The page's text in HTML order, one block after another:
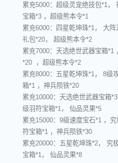
累充5000：超级灵宠绝技包*1，
宝箱*3 ，超级熊本令*1
累充6000：四星乾坤珠*1， 大
礼包*20， 超级熊本令*2
累充7000：天选绝世武器宝箱*1
*20 ，超级熊本令*2
累充8000：五星乾坤珠*1， 8级
箱*1 ，神兵陨铁*20
累充10000：天选绝世武器宝箱
级羽符宝箱*1， 仙品灵果*5
累充15000：9级速度宝石*1 ，
符宝箱*1 ，神兵陨铁*30
累充20000：五星乾坤珠*2， 究
宝箱*1， 仙品灵果*8